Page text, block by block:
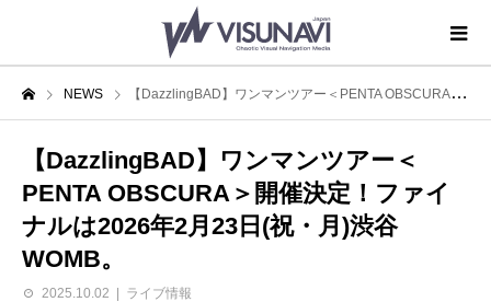
NEWS 【DazzlingBAD】ワンマンツアー＜PENTA OBSCURA＞開催決定！ファイナルは2026年2月23日(祝・月)渋谷WOMB。
【DazzlingBAD】ワンマンツアー＜
PENTA OBSCURA＞開催決定！ファイ
ナルは2026年2月23日(祝・月)渋谷
WOMB。
2025.10.02 ライブ情報